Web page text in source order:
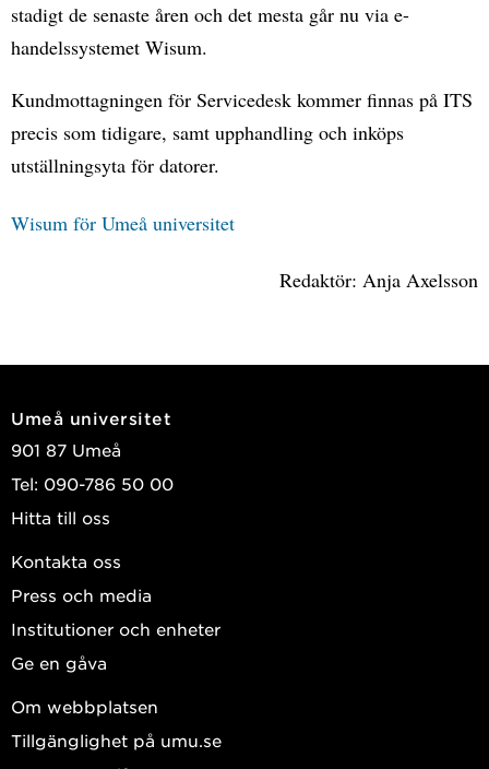
stadigt de senaste åren och det mesta går nu via e-
handelssystemet Wisum.
Kundmottagningen för Servicedesk kommer finnas på ITS
precis som tidigare, samt upphandling och inköps
utställningsyta för datorer.
Wisum för Umeå universitet
Redaktör: Anja Axelsson
Umeå universitet
901 87 Umeå
Tel: 090-786 50 00
Hitta till oss
Kontakta oss
Press och media
Institutioner och enheter
Ge en gåva
Om webbplatsen
Tillgänglighet på umu.se